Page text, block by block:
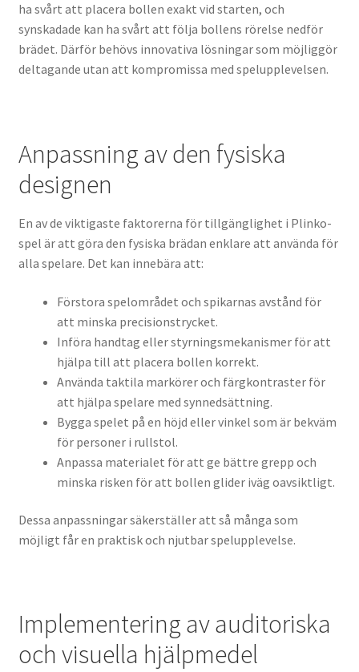
ha svårt att placera bollen exakt vid starten, och
synskadade kan ha svårt att följa bollens rörelse nedför
brädet. Därför behövs innovativa lösningar som möjliggör
deltagande utan att kompromissa med spelupplevelsen.
Anpassning av den fysiska
designen
En av de viktigaste faktorerna för tillgänglighet i Plinko-
spel är att göra den fysiska brädan enklare att använda för
alla spelare. Det kan innebära att:
Förstora spelområdet och spikarnas avstånd för
att minska precisionstrycket.
Införa handtag eller styrningsmekanismer för att
hjälpa till att placera bollen korrekt.
Använda taktila markörer och färgkontraster för
att hjälpa spelare med synnedsättning.
Bygga spelet på en höjd eller vinkel som är bekväm
för personer i rullstol.
Anpassa materialet för att ge bättre grepp och
minska risken för att bollen glider iväg oavsiktligt.
Dessa anpassningar säkerställer att så många som
möjligt får en praktisk och njutbar spelupplevelse.
Implementering av auditoriska
och visuella hjälpmedel